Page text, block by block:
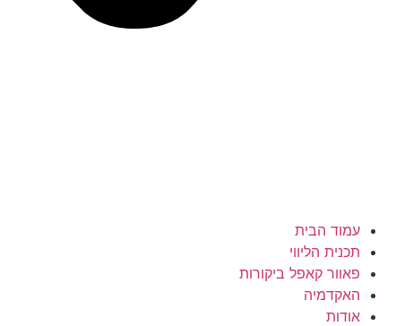
עמוד הבית
תכנית הליווי
פאוור קאפל ביקורות
האקדמיה
אודות